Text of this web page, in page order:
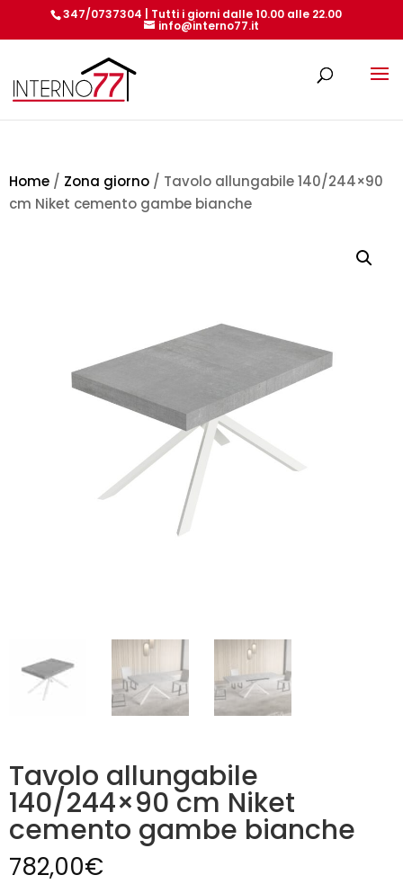
347/0737304 | Tutti i giorni dalle 10.00 alle 22.00
info@interno77.it
Home / Zona giorno / Tavolo allungabile 140/244×90
cm Niket cemento gambe bianche
Tavolo allungabile
140/244×90 cm Niket
cemento gambe bianche
782,00€